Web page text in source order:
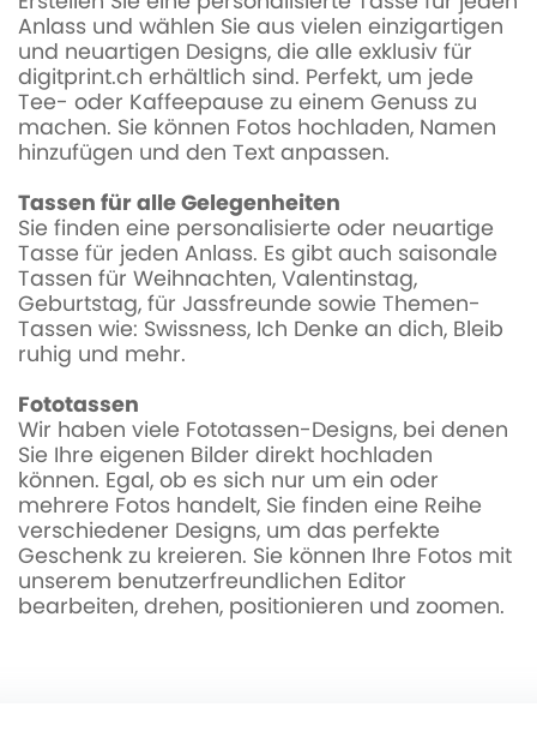
Anlass und wählen Sie aus vielen einzigartigen
und neuartigen Designs, die alle exklusiv für
digitprint.ch erhältlich sind. Perfekt, um jede
Tee- oder Kaffeepause zu einem Genuss zu
machen. Sie können Fotos hochladen, Namen
hinzufügen und den Text anpassen.
Tassen für alle Gelegenheiten
Sie finden eine personalisierte oder neuartige
Tasse für jeden Anlass. Es gibt auch saisonale
Tassen für Weihnachten, Valentinstag,
Geburtstag, für Jassfreunde sowie Themen-
Tassen wie: Swissness, Ich Denke an dich, Bleib
ruhig und mehr.
Fototassen
Wir haben viele Fototassen-Designs, bei denen
Sie Ihre eigenen Bilder direkt hochladen
können. Egal, ob es sich nur um ein oder
mehrere Fotos handelt, Sie finden eine Reihe
verschiedener Designs, um das perfekte
Geschenk zu kreieren. Sie können Ihre Fotos mit
unserem benutzerfreundlichen Editor
bearbeiten, drehen, positionieren und zoomen.